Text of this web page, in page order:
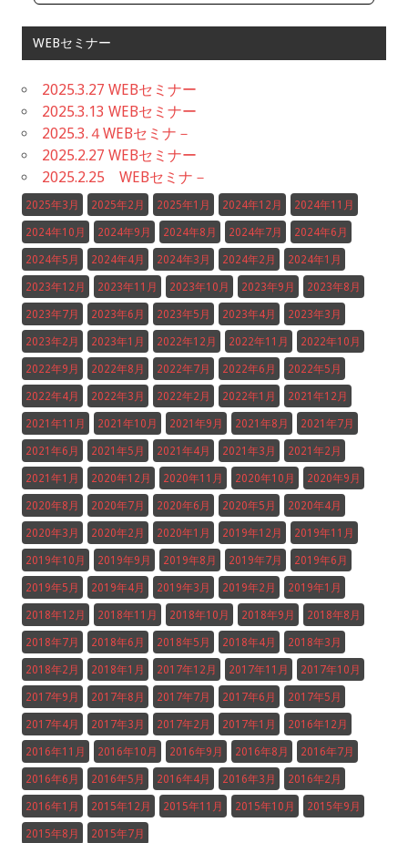
WEBセミナー
2025.3.27 WEBセミナー
2025.3.13 WEBセミナー
2025.3.４WEBセミナ－
2025.2.27 WEBセミナー
2025.2.25 WEBセミナ－
2025年3月 2025年2月 2025年1月 2024年12月 2024年11月
2024年10月 2024年9月 2024年8月 2024年7月 2024年6月
2024年5月 2024年4月 2024年3月 2024年2月 2024年1月
2023年12月 2023年11月 2023年10月 2023年9月 2023年8月
2023年7月 2023年6月 2023年5月 2023年4月 2023年3月
2023年2月 2023年1月 2022年12月 2022年11月 2022年10月
2022年9月 2022年8月 2022年7月 2022年6月 2022年5月
2022年4月 2022年3月 2022年2月 2022年1月 2021年12月
2021年11月 2021年10月 2021年9月 2021年8月 2021年7月
2021年6月 2021年5月 2021年4月 2021年3月 2021年2月
2021年1月 2020年12月 2020年11月 2020年10月 2020年9月
2020年8月 2020年7月 2020年6月 2020年5月 2020年4月
2020年3月 2020年2月 2020年1月 2019年12月 2019年11月
2019年10月 2019年9月 2019年8月 2019年7月 2019年6月
2019年5月 2019年4月 2019年3月 2019年2月 2019年1月
2018年12月 2018年11月 2018年10月 2018年9月 2018年8月
2018年7月 2018年6月 2018年5月 2018年4月 2018年3月
2018年2月 2018年1月 2017年12月 2017年11月 2017年10月
2017年9月 2017年8月 2017年7月 2017年6月 2017年5月
2017年4月 2017年3月 2017年2月 2017年1月 2016年12月
2016年11月 2016年10月 2016年9月 2016年8月 2016年7月
2016年6月 2016年5月 2016年4月 2016年3月 2016年2月
2016年1月 2015年12月 2015年11月 2015年10月 2015年9月
2015年8月 2015年7月